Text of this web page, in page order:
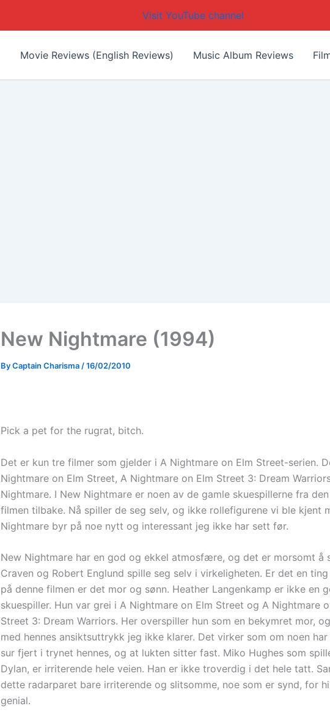
Visit YouTube channel
Movie Reviews (English Reviews) Music Album Reviews
New Nightmare (1994)
ByCaptain Charisma/16/02/2010
Pick a pet for the rugrat, bitch.
Det er kun tre filmer som gjelder i A Nightmare on Elm Street-serien.
Nightmare on Elm Street, A Nightmare on Elm Street 3: Dream
Nightmare. I New Nightmare er noen av de gamle skuespillerne fra
filmen tilbake. Nå spiller de seg selv, og ikke rollefigurene vi ble kjent
Nightmare byr på noe nytt og interessant jeg ikke har sett før.
New Nightmare har en god og ekkel atmosfære, og det er morsomt å
Craven og Robert Englund spille seg selv i virkeligheten. Er det en
på denne filmen er det mor og sønn. Heather Langenkamp er ikke en
skuespiller. Hun var grei i A Nightmare on Elm Street og A Nightmare
Street 3: Dream Warriors. Her overspiller hun som en bekymret mor,
med hennes ansiktsuttrykk jeg ikke klarer. Det virker som om noen
sur fjert i trynet hennes, og at lukten sitter fast. Miko Hughes som
Dylan, er irriterende hele veien. Han er ikke troverdig i det hele tatt.
dette radarparet bare irriterende og slitsomme, noe som er synd, for
genial.